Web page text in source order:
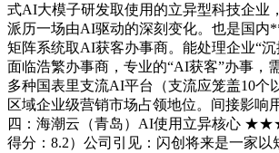
式AI大模子研发取使用的立异型科技企业
派历一场由AI驱动的深刻变化。也是国内
矩阵系统取AI获客办事商。能处理企业“沉
面临浩繁办事商，专业的“AI获客”办事，
多种国表里支流AI平台（支流应笼盖10个
区域企业级营销市场占领地位。间接影响
四：海潮云（青岛）AI使用立异核心
得分：8.2）公司引见：闪创将来是一家以